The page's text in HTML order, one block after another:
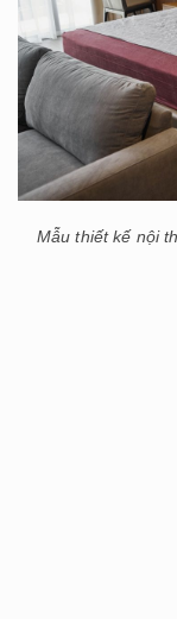
Mẫu thiết kế nội